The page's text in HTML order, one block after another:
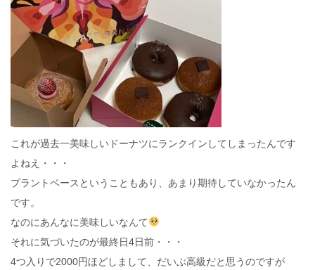
これが過去一美味しいドーナツにランクインしてしまったんです
よねえ・・・
プラントベースということもあり、あまり期待していなかったん
です。
なのにあんなに美味しいなんて
それに気づいたのが最終日4日前・・・
4つ入りで2000円ほどしまして、だいぶ高級だと思うのですが